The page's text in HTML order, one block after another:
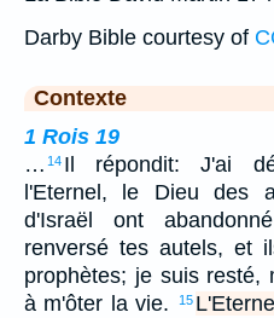
Darby Bible courtesy of
Contexte
1 Rois 19
… 14 Il répondit: J'ai
l'Eternel, le Dieu des
d'Israël ont
renversé tes autels, et
prophètes; je suis resté,
à m'ôter la vie.
15